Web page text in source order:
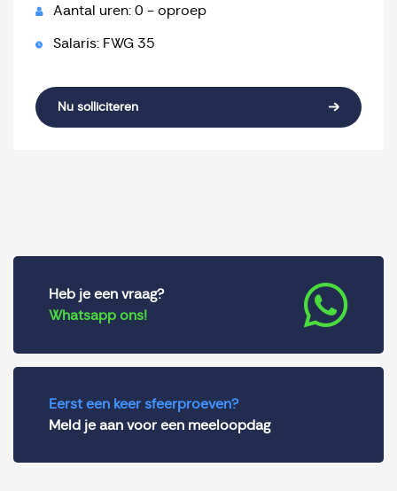
Aantal uren: 0 - oproep
Salaris: FWG 35
Nu solliciteren
Heb je een vraag?
Whatsapp ons!
Eerst een keer sfeerproeven?
Meld je aan voor een meeloopdag